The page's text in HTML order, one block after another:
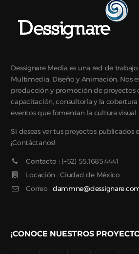
Dessignare Media es una red de
Multimedia, Diseño y Animación. Nos
producción y promoción de proyectos
capacitación, consultoría y la cobertura
eventos que fomentan la cultura visual.
Si deseas ver tus proyectos publicados
¡Contáctanos!
Contacto : (+52) 55.1685.4441
Locación : Ciudad de México
Correo :
¡CONOCE NUESTROS